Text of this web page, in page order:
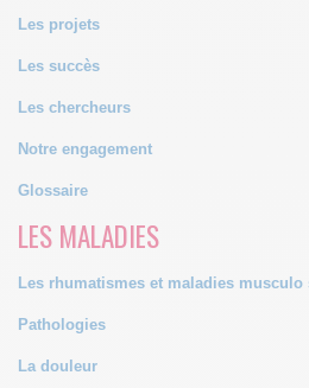
Les projets
Les succès
Les chercheurs
Notre engagement
Glossaire
LES MALADIES
Les rhumatismes et maladies musculo
Pathologies
La douleur